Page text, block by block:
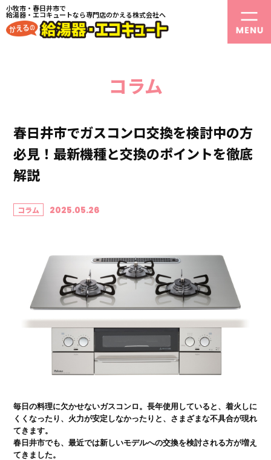
小牧市・春日井市で
給湯器・エコキュートなら専門店のかえる株式会社へ
コラム
春日井市でガスコンロ交換を検討中の方
必見！最新機種と交換のポイントを徹底
解説
コラム 2025.05.26
毎日の料理に欠かせないガスコンロ。長年使用していると、着火しに
くくなったり、火力が安定しなかったりと、さまざまな不具合が現れ
てきます。
春日井市でも、最近では新しいモデルへの交換を検討される方が増え
てきました。